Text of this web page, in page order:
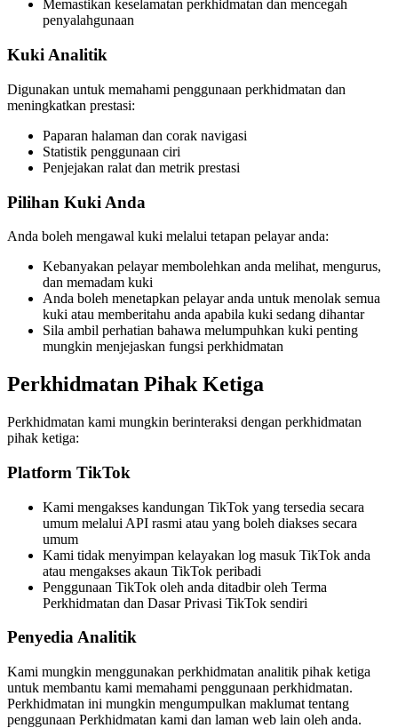
Memastikan keselamatan perkhidmatan dan mencegah
penyalahgunaan
Kuki Analitik
Digunakan untuk memahami penggunaan perkhidmatan dan
meningkatkan prestasi:
Paparan halaman dan corak navigasi
Statistik penggunaan ciri
Penjejakan ralat dan metrik prestasi
Pilihan Kuki Anda
Anda boleh mengawal kuki melalui tetapan pelayar anda:
Kebanyakan pelayar membolehkan anda melihat, mengurus,
dan memadam kuki
Anda boleh menetapkan pelayar anda untuk menolak semua
kuki atau memberitahu anda apabila kuki sedang dihantar
Sila ambil perhatian bahawa melumpuhkan kuki penting
mungkin menjejaskan fungsi perkhidmatan
Perkhidmatan Pihak Ketiga
Perkhidmatan kami mungkin berinteraksi dengan perkhidmatan
pihak ketiga:
Platform TikTok
Kami mengakses kandungan TikTok yang tersedia secara
umum melalui API rasmi atau yang boleh diakses secara
umum
Kami tidak menyimpan kelayakan log masuk TikTok anda
atau mengakses akaun TikTok peribadi
Penggunaan TikTok oleh anda ditadbir oleh Terma
Perkhidmatan dan Dasar Privasi TikTok sendiri
Penyedia Analitik
Kami mungkin menggunakan perkhidmatan analitik pihak ketiga
untuk membantu kami memahami penggunaan perkhidmatan.
Perkhidmatan ini mungkin mengumpulkan maklumat tentang
penggunaan Perkhidmatan kami dan laman web lain oleh anda.